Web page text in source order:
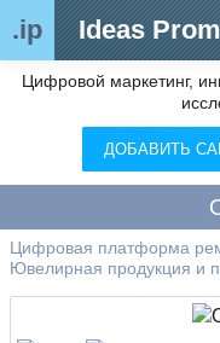
.ip Ideas
Сегменты рынка
Цифровой ремаркетинг
Видео
О нас
Цифровой маркетинг,
ДОБАВИТЬ
Цифровая платформа
Ювелирная продукция и